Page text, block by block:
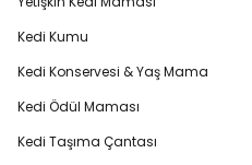
Kedi Kumu
Kedi Konservesi & Yaş Mama
Kedi Ödül Maması
Kedi Taşıma Çantası